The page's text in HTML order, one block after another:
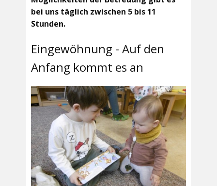
bei uns täglich zwischen 5 bis 11
Stunden.
Eingewöhnung - Auf den
Anfang kommt es an